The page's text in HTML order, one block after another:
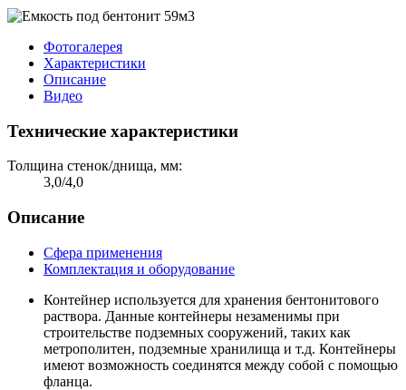
Фотогалерея
Характеристики
Описание
Видео
Технические характеристики
Толщина стенок/днища, мм:
3,0/4,0
Описание
Сфера применения
Комплектация и оборудование
Контейнер используется для хранения бентонитового
раствора. Данные контейнеры незаменимы при
строительстве подземных сооружений, таких как
метрополитен, подземные хранилища и т.д. Контейнеры
имеют возможность соединятся между собой с помощью
фланца.